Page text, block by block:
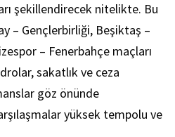
şekillendirecek nitelikte. Bu
– Gençlerbirliği, Beşiktaş –
– Fenerbahçe maçları
sakatlık ve ceza
göz önünde
yüksek tempolu ve